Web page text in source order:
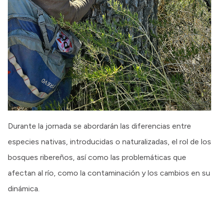
Durante la jornada se abordarán las diferencias entre
especies nativas, introducidas o naturalizadas, el rol de los
bosques ribereños, así como las problemáticas que
afectan al río, como la contaminación y los cambios en su
dinámica.